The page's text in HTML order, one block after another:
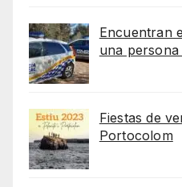
Encuentran
una
Fiestas de
Portocolom